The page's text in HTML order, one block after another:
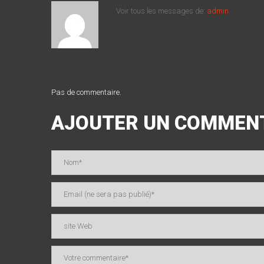
Voir tous les messages de: admin
Pas de commentaire.
AJOUTER UN